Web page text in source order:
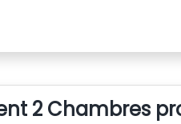
2 Chambres